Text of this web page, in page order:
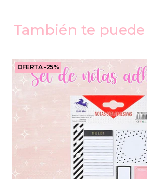
También te
OFERTA -25%